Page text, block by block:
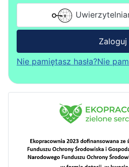
Zaloguj
Nie pamiętasz hasła?Nie